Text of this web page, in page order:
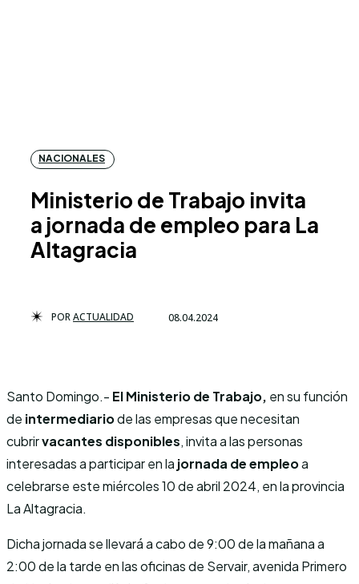
NACIONALES
Ministerio de Trabajo invita
a jornada de empleo para La
Altagracia
PORACTUALIDAD 08.04.2024
Santo Domingo.- El Ministerio de Trabajo, en su función
de intermediariode las empresas que necesitan
cubrirvacantes disponibles, invita a las personas
interesadas a participar en la jornada de empleoa
celebrarse este miércoles 10 de abril 2024, en la provincia
La Altagracia.
Dicha jornada se llevará a cabo de 9:00 de la mañana a
2:00 de la tarde en las oficinas de Servair, avenida Primero